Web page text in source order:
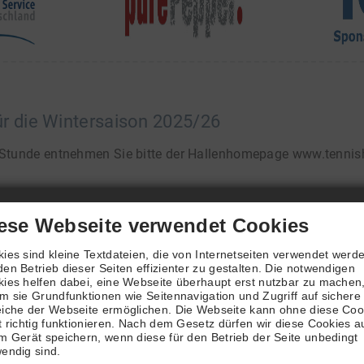
die Wintersaison 2025/26
entnehmen Sie bitte der Hallenhomepage
2025/2026
am Montag, 29. September 2025 und dauert bis
Sportliche Grüße[...]
Webseite verwendet Cookies
sind kleine Textdateien, die von Internetseiten verwendet
Betrieb dieser Seiten effizienter zu gestalten. Die notwendigen
helfen dabei, eine Webseite überhaupt erst nutzbar zu machen,
sie Grundfunktionen wie Seitennavigation und Zugriff auf sichere
der Webseite ermöglichen. Die Webseite kann ohne diese
richtig funktionieren. Nach dem Gesetz dürfen wir diese Cookies
Gerät speichern, wenn diese für den Betrieb der Seite unbedingt
sind.